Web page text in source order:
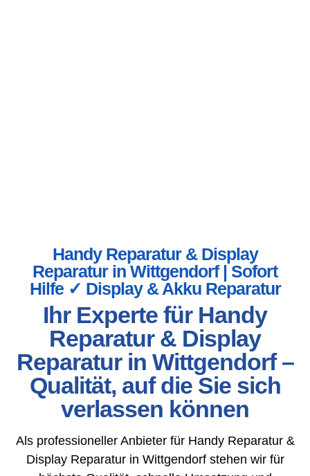
Handy Reparatur & Display
Reparatur in Wittgendorf | Sofort
Hilfe ✓ Display & Akku Reparatur
Ihr Experte für Handy
Reparatur & Display
Reparatur in Wittgendorf –
Qualität, auf die Sie sich
verlassen können
Als professioneller Anbieter für Handy Reparatur &
Display Reparatur in Wittgendorf stehen wir für